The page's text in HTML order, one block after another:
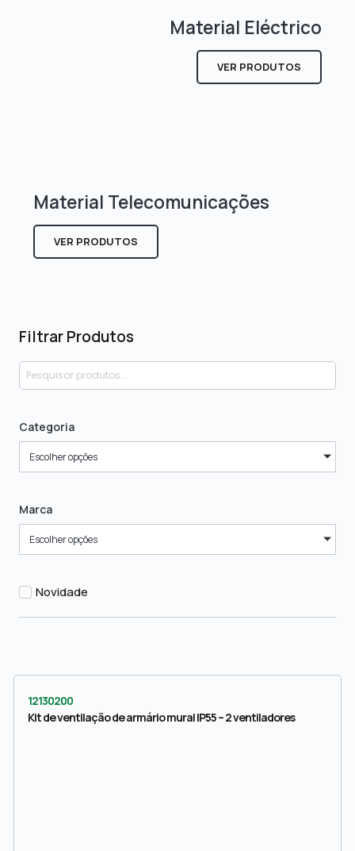
Filtrar Produtos
Categoria
Escolher opções
Marca
Escolher opções
Novidade
Material Eléctrico
VER PRODUTOS
Material Telecomunicações
VER PRODUTOS
12130200
Kit de ventilação de armário mural IP55 – 2 ventiladores